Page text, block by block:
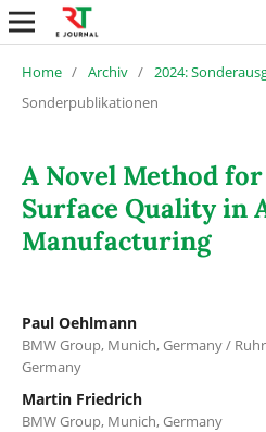
Home / Archiv / 2024:
Sonderpublikationen
A Novel Method
Surface Quality in
Manufacturing
Paul Oehlmann
BMW Group, Munich, Germany /
Germany
Martin Friedrich
BMW Group, Munich, Germany